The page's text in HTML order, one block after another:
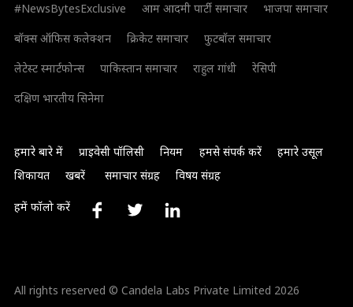
#NewsBytesExclusive
आम आदमी पार्टी समाचार
भाजपा समाचार
बॉक्स ऑफिस कलेक्शन
क्रिकेट समाचार
फुटबॉल समाचार
लेटेस्ट स्मार्टफोन्स
पाकिस्तान समाचार राहुल गांधी
रेसिपी
दक्षिण भारतीय सिनेमा
हमारे बारे में प्राइवेसी पॉलिसी नियम हमसे संपर्क करें
हमारे उसूल
शिकायत
खबरें समाचार संग्रह विषय संग्रह
हमें फॉलो करें
All rights reserved © Candela Labs Private Limited 2026